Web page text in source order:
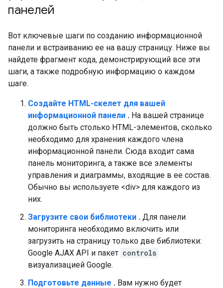
панелей
Вот ключевые шаги по созданию информационной
панели и встраиванию ее на вашу страницу. Ниже вы
найдете фрагмент кода, демонстрирующий все эти
шаги, а также подробную информацию о каждом
шаге.
Создайте HTML-скелет для вашей
информационной панели . На вашей странице
должно быть столько HTML-элементов, сколько
необходимо для хранения каждого члена
информационной панели. Сюда входит сама
панель мониторинга, а также все элементы
управления и диаграммы, входящие в ее состав.
Обычно вы используете <div> для каждого из
них.
Загрузите свои библиотеки . Для панели
мониторинга необходимо включить или
загрузить на страницу только две библиотеки:
Google AJAX API и пакет controls
визуализацией Google.
Подготовьте данные . Вам нужно будет